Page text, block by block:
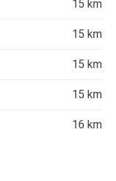
15 km
15 km
15 km
15 km
16 km